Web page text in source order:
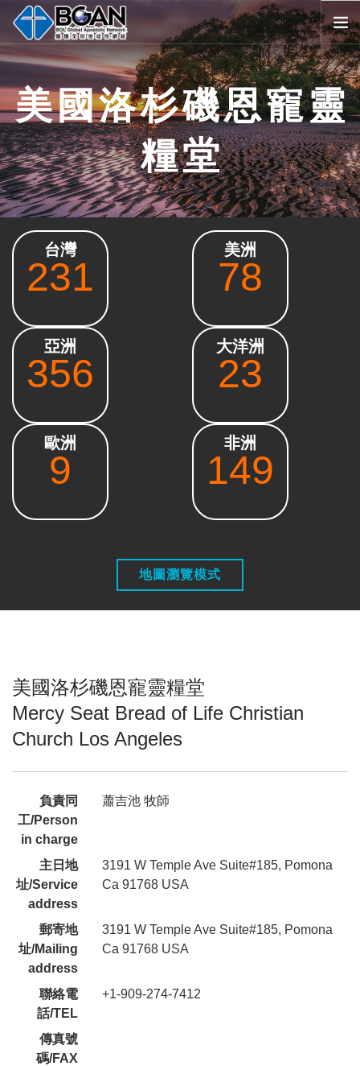
首頁
全球堂會
消息公告
影音媒體
代禱事項
資源共享
友好連結
搜尋
SELECT LANGUAGE
會員登入
美國洛杉磯恩寵靈
糧堂
台灣
231
美洲
78
亞洲
356
大洋洲
23
歐洲
9
非洲
149
地圖瀏覽模式
美國洛杉磯恩寵靈糧堂
Mercy Seat Bread of Life Christian
Church Los Angeles
負責同
工/Person
in charge
蕭吉池 牧師
主日地
址/Service
address
3191 W Temple Ave Suite#185, Pomona
Ca 91768 USA
郵寄地
址/Mailing
address
3191 W Temple Ave Suite#185, Pomona
Ca 91768 USA
聯絡電
話/TEL
+1-909-274-7412
傳真號
碼/FAX